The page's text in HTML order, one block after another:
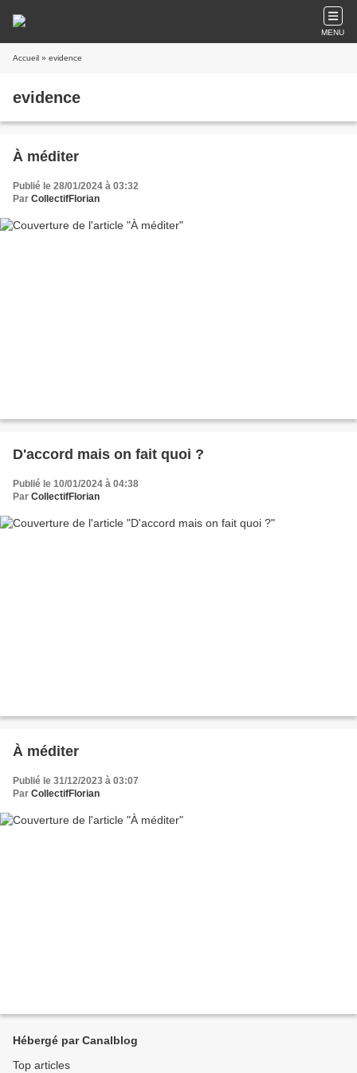
MENU
Accueil » evidence
evidence
À méditer
Publié le 28/01/2024 à 03:32
Par CollectifFlorian
D'accord mais on fait quoi ?
Publié le 10/01/2024 à 04:38
Par CollectifFlorian
À méditer
Publié le 31/12/2023 à 03:07
Par CollectifFlorian
Hébergé par Canalblog
Top articles